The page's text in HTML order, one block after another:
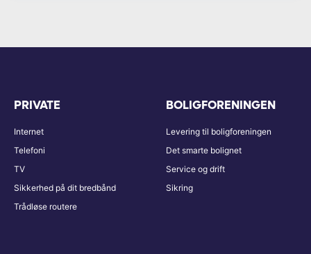
PRIVATE
Internet
Telefoni
TV
Sikkerhed på dit bredbånd
Trådløse routere
BOLIGFORENINGEN
Levering til boligforeningen
Det smarte bolignet
Service og drift
Sikring